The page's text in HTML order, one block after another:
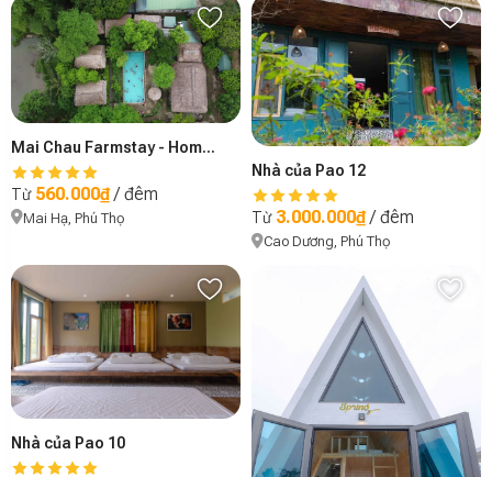
Mai Chau Farmstay - Homestay ở Bản Lác, Mai Châu 1
Từ 560.000₫/ đêm
Mai Hạ, Phú Thọ
Nhà của Pao 12
Từ 3.000.000₫/ đêm
Cao Dương, Phú Thọ
Nhà của Pao 10